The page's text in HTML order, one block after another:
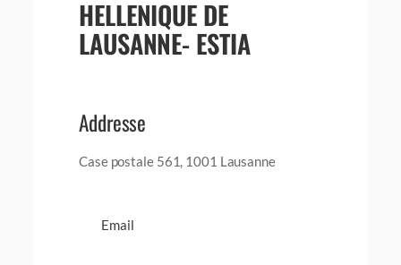
HELLENIQUE DE
LAUSANNE- ESTIA
Addresse
Case postale 561, 1001 Lausanne
Email